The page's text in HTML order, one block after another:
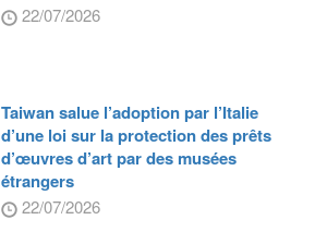
22/07/2026
Taiwan salue l’adoption par l’Italie
d’une loi sur la protection des prêts
d’œuvres d’art par des musées
étrangers
22/07/2026